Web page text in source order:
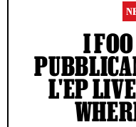
I
L'EP